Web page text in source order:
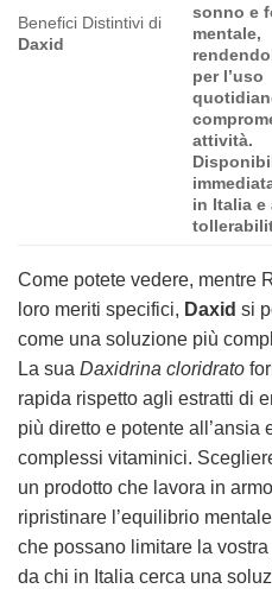
Benefici Distintivi di
Daxid
sonno e
mentale,
per l’uso
attività.
in Italia e
Come potete vedere, mentre
loro meriti specifici, Daxid si
come una soluzione più
La sua Daxidrina cloridrato
rapida rispetto agli estratti di
più diretto e potente all’ansia
complessi vitaminici.
un prodotto che lavora in
ripristinare l’equilibrio
che possano limitare la
da chi in Italia cerca una